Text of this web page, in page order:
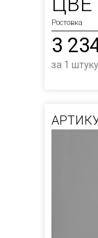
Ростовка
3
за 1 штуку